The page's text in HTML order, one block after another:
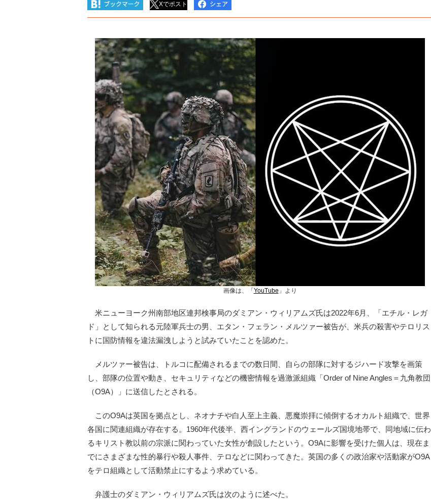
Xでポスト
画像は、「 YouTube 」より
米ニューヨーク州南部地区連邦検事局のダミアン・ウィリアムズ氏は2022年6月、「エチル・レガ
ド」として知られる元陸軍兵士の男、エタン・フェラン・メルツァー被告が、米兵の殺害やテロリス
トに国防情報を違法漏洩しようと試みていたことを認めた。
メルツァー被告は、トルコに配備されるまでの数日間、自らの部隊に対するジハード攻撃を画策
し、部隊の位置や動き、セキュリティなどの機密情報を過激派組織「Order of Nine Angles＝九角教団
（O9A）」に送信したとされる。
このO9Aは英国を拠点とし、ネオナチや白人至上主義、悪魔崇拝に傾倒するオカルト組織で、世界
各国に関連組織が存在する。1960年代後半、西イングランドのウェールズ国境地帯で、同地域に伝わ
るキリスト教以前の宗派に関わっていた女性が創設したという。O9Aに影響を受けた個人は、現在ま
でにさまざまな性的暴行や殺人事件、テロなどに関わってきた。英国の多くの政治家や活動家がO9A
をテロ組織として活動禁止にするよう求めている。
弁護士のダミアン・ウィリアムズ氏は次のように述べた。